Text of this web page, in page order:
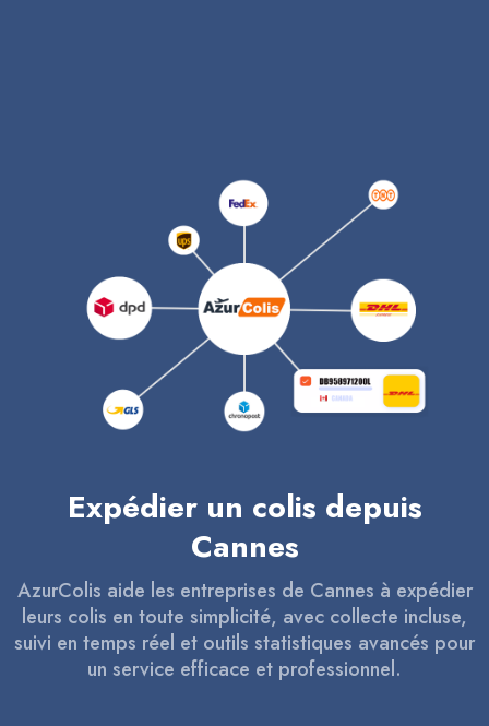
Expédier un colis depuis
Cannes
AzurColis aide les entreprises de Cannes à expédier
leurs colis en toute simplicité, avec collecte incluse,
suivi en temps réel et outils statistiques avancés pour
un service efficace et professionnel.